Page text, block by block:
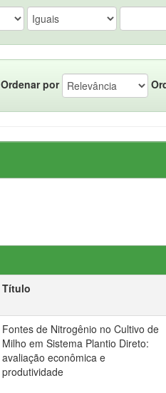
Ordenar por
Título
Fontes de Nitrogênio no Cultivo de
Milho em Sistema Plantio Direto:
avaliação econômica e
produtividade